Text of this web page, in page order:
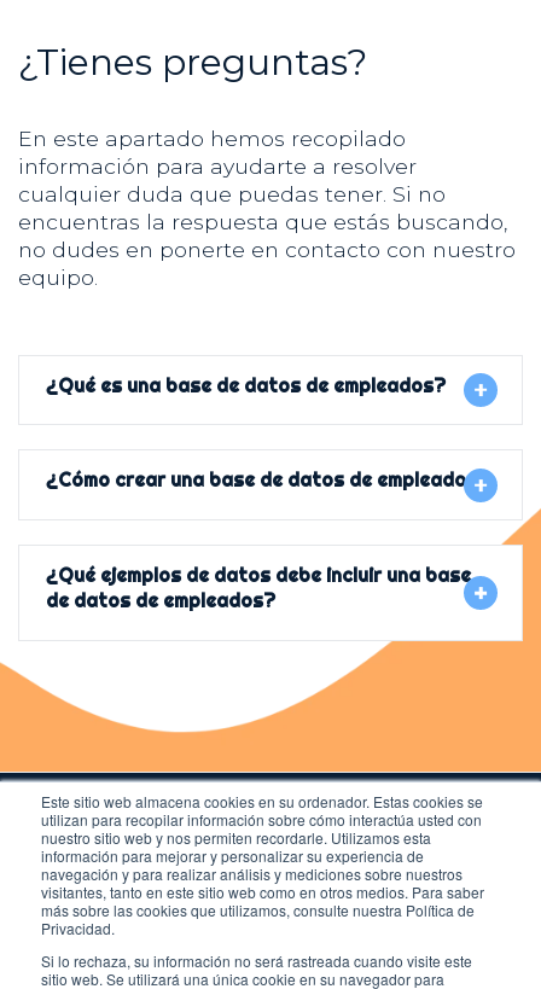
Este sitio web almacena cookies en su ordenador. Estas cookies se
utilizan para recopilar información sobre cómo interactúa usted con
nuestro sitio web y nos permiten recordarle. Utilizamos esta
información para mejorar y personalizar su experiencia de
navegación y para realizar análisis y mediciones sobre nuestros
visitantes, tanto en este sitio web como en otros medios. Para saber
más sobre las cookies que utilizamos, consulte nuestra Política de
Privacidad.
Si lo rechaza, su información no será rastreada cuando visite este
sitio web. Se utilizará una única cookie en su navegador para
¿Tienes preguntas?
En este apartado hemos recopilado
información para ayudarte a resolver
cualquier duda que puedas tener. Si no
encuentras la respuesta que estás buscando,
no dudes en ponerte en contacto con nuestro
equipo.
¿Qué es una base de datos de empleados?
¿Cómo crear una base de datos de empleados?
¿Qué ejemplos de datos debe incluir una base
de datos de empleados?
Legal
Privacidad
Newsletter